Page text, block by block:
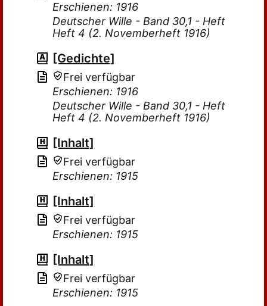
Erschienen: 1916
Deutscher Wille - Band 30,1 - Heft
Heft 4 (2. Novemberheft 1916)
[Gedichte]
Frei verfügbar
Erschienen: 1916
Deutscher Wille - Band 30,1 - Heft
Heft 4 (2. Novemberheft 1916)
[Inhalt]
Frei verfügbar
Erschienen: 1915
[Inhalt]
Frei verfügbar
Erschienen: 1915
[Inhalt]
Frei verfügbar
Erschienen: 1915